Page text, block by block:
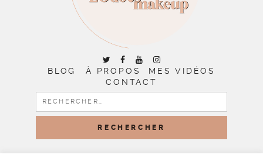
BLOG À PROPOS
MES VIDÉOS
CONTACT
RECHERCHER :